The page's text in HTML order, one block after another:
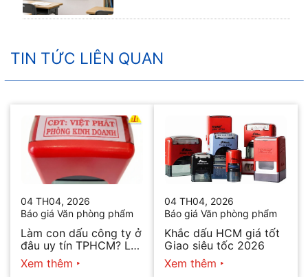
TIN TỨC LIÊN QUAN
04 TH04, 2026
Báo giá Văn phòng phẩm
Làm con dấu công ty ở
đâu uy tín TPHCM? Lấy
ngay trong ngày 2026
Xem thêm
04 TH04, 2026
Báo giá Văn phòng phẩm
Khắc dấu HCM giá tốt
Giao siêu tốc 2026
Xem thêm